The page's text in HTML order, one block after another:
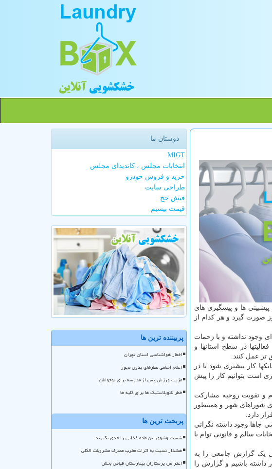
ها و پیشگیری های
صورت گیرد و هر کدام از
وجود نداشته و با زحمات
در سطح استانها و
تر عمل کنند.
کار بیشتری شود تا در
است بتوانیم کار را پیش
و تقویت روحیه مشارکت
انتخابات های شوراهای شهر و همینطور
دارد.
جاها وجود داشته نگرانی
سالم و قانونی توام با
یک گزارش جامعی را به
داشته باشیم و گزارش را
دوستان ما
MIGT
انتخابات مجلس ، کاندیدای مجلس
خرید و فروش خودرو
طراحی سایت
فیش حج
قیمت بیسیم
پربیننده ترین ها
اخطار هواشناسی استان تهران
اعلام اسامی عطرهای بدون مجوز
مزیت ورزش پس از مدرسه برای نوجوانان
خطر نانوپلاستیک ها برای کلیه ها
پربحث ترین ها
شست وشوی این ماده غذایی را جدی بگیرید
هشدار نسبت به اثرات مخرب مصرف مشروبات الکلی
اعتراض پرستاران بیمارستان فیاض بخش